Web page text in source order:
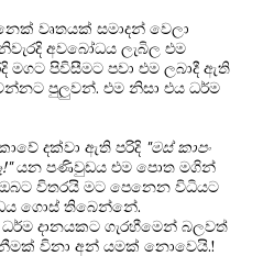
වෘතයක් සමාදන් වෙලා
අවබෝධය ලැබිල එම
මගට පිවිසීමට පවා එම ලබාදී ඇති
පුලුවන්. එම නිසා එය ධර්ම
දක්වා ඇති පරිදි "මස් කාපං
යන පණිවුඩය එම පොත මගින්
විතරයි මට පෙනෙන විධියට
ගොස් තිබෙන්නේ.
දානයකට ගැරහීමෙන් බලවත්
විනා අන් යමක් නොවෙයි.!